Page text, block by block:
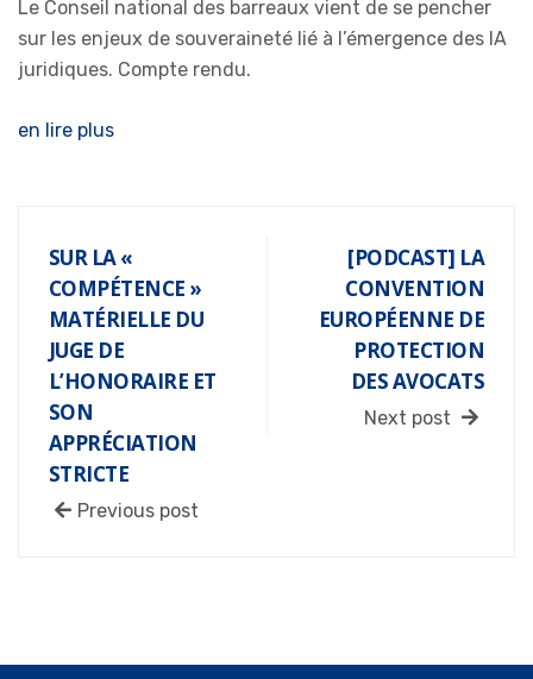
Le Conseil national des barreaux vient de se pencher
sur les enjeux de souveraineté lié à l’émergence des IA
juridiques. Compte rendu.
en lire plus
SUR LA «
COMPÉTENCE »
MATÉRIELLE DU
JUGE DE
L’HONORAIRE ET
SON
APPRÉCIATION
STRICTE
Previous post
[PODCAST] LA
CONVENTION
EUROPÉENNE DE
PROTECTION
DES AVOCATS
Next post